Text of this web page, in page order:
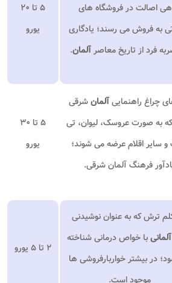
اصالت در فروشگاه های
به فروش می رسند؛ یادگاری
فرد از تاریخ معاصرآلمان.
۵ تا ۲۰
یورو
چراغ راهنماییآلمانشرقی
به صورت عروسک، لیوان، تی
سایر اقلام عرضه می شوند؛
فرهنگ آلمان شرقی.
۵ تا ۳۰
یورو
ترش که به عنوان نوشیدنی
آلمانیبا خواص درمانی شناخته
در بیشتر خواربارفروشی ها
موجود است.
۲ تا ۵ یورو